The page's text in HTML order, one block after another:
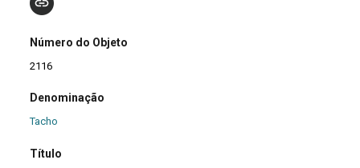
Número do Objeto
2116
Denominação
Tacho
Título